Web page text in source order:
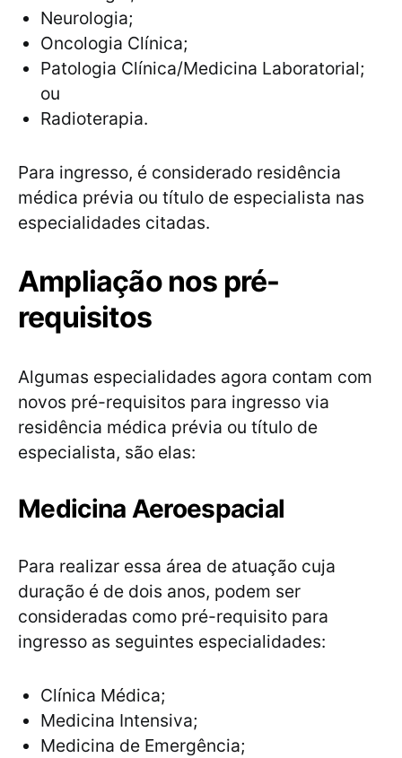
Neurologia;
Oncologia Clínica;
Patologia Clínica/Medicina Laboratorial;
ou
Radioterapia.
Para ingresso, é considerado residência
médica prévia ou título de especialista nas
especialidades citadas.
Ampliação nos pré-
requisitos
Algumas especialidades agora contam com
novos pré-requisitos para ingresso via
residência médica prévia ou título de
especialista, são elas:
Medicina Aeroespacial
Para realizar essa área de atuação cuja
duração é de dois anos, podem ser
consideradas como pré-requisito para
ingresso as seguintes especialidades:
Clínica Médica;
Medicina Intensiva;
Medicina de Emergência;